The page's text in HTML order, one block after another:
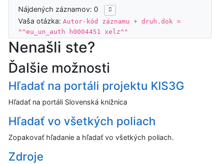
Nájdených záznamov: 0
Vaša otázka:Autor-kód záznamu + druh.dok =
"^eu_un_auth h0004451 xelz^"
Nenašli ste?
Ďalšie možnosti
Hľadať na portáli projektu KIS3G
Hľadať na portáli Slovenská knižnica
Hľadať vo všetkých poliach
Zopakovať hľadanie a hľadať vo všetkých poliach.
Zdroje